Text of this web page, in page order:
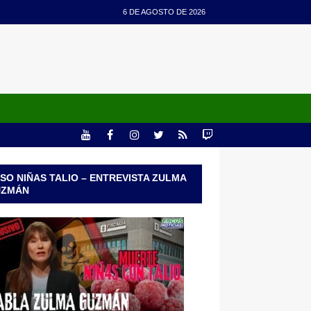
6 DE AGOSTO DE 2026
NIÑAS TALIO – ENTREVISTA ZULMA